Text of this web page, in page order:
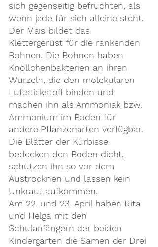
sich gegenseitig befruchten, als
wenn jede für sich alleine steht.
Der Mais bildet das
Klettergerüst für die rankenden
Bohnen. Die Bohnen haben
Knöllchenbakterien an ihren
Wurzeln, die den molekularen
Luftstickstoff binden und
machen ihn als Ammoniak bzw.
Ammonium im Boden für
andere Pflanzenarten verfügbar.
Die Blätter der Kürbisse
bedecken den Boden dicht,
schützen ihn so vor dem
Austrocknen und lassen kein
Unkraut aufkommen.
Am 22. und 23. April haben Rita
und Helga mit den
Schulanfängern der beiden
Kindergärten die Samen der Drei